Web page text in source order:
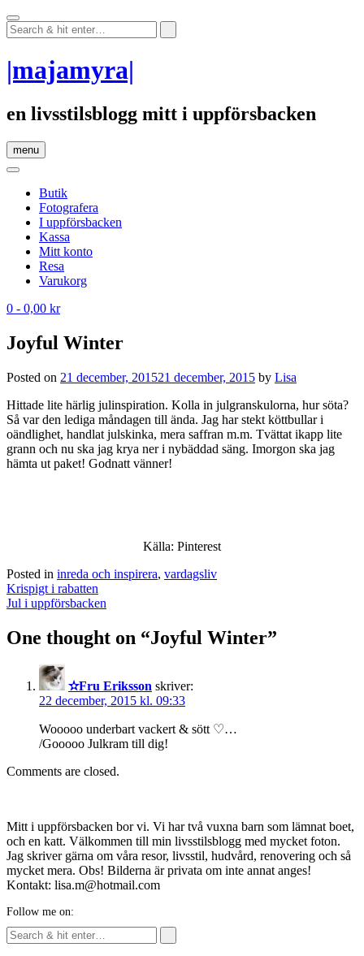
Skip
to
content
|majamyra|
en livsstilsblogg mitt i uppförsbacken
menu
Butik
Fotografera
I uppförsbacken
Kassa
Mitt konto
Resa
Varukorg
0 - 0,00 kr
Joyful Winter
Posted on 21 december, 201521 december, 2015 by Lisa
Hittade lite härlig julinspiration. Kolla in julgranskulorna, hur söta?
Så var den lediga måndagen till ända. Jag har stekt köttbullar i
oändlighet, handlat julskinka, mera saffran m.m. Tvättat ikapp lite
grann och nu ska jag krya ner i nybäddad säng. Imorgon ska jag
hämta ut paket! Godnatt vänner!
Källa: Pinterest
Posted in inreda och inspirera, vardagsliv
Post
navigation
Krispigt i rabatten
Jul i uppförsbacken
One thought on “Joyful Winter”
✫Fru Eriksson skriver:
22 december, 2015 kl. 09:33
Wooooo underbart vackert & sött ♡…
/Gooooo Julkram till dig!
Comments are closed.
Mitt i uppförsbacken bor vi. Vi har två vuxna barn som lämnat boet,
och en katt. Välkommen till min livsstilsblogg med mycket foton.
Jag skriver gärna om våra resor, livsstil, hudvård, renovering och så
mycket mera. Obs! Bilderna är privata om inte annat anges!
Kontakt: lisa.m@hotmail.com
Follow me on: